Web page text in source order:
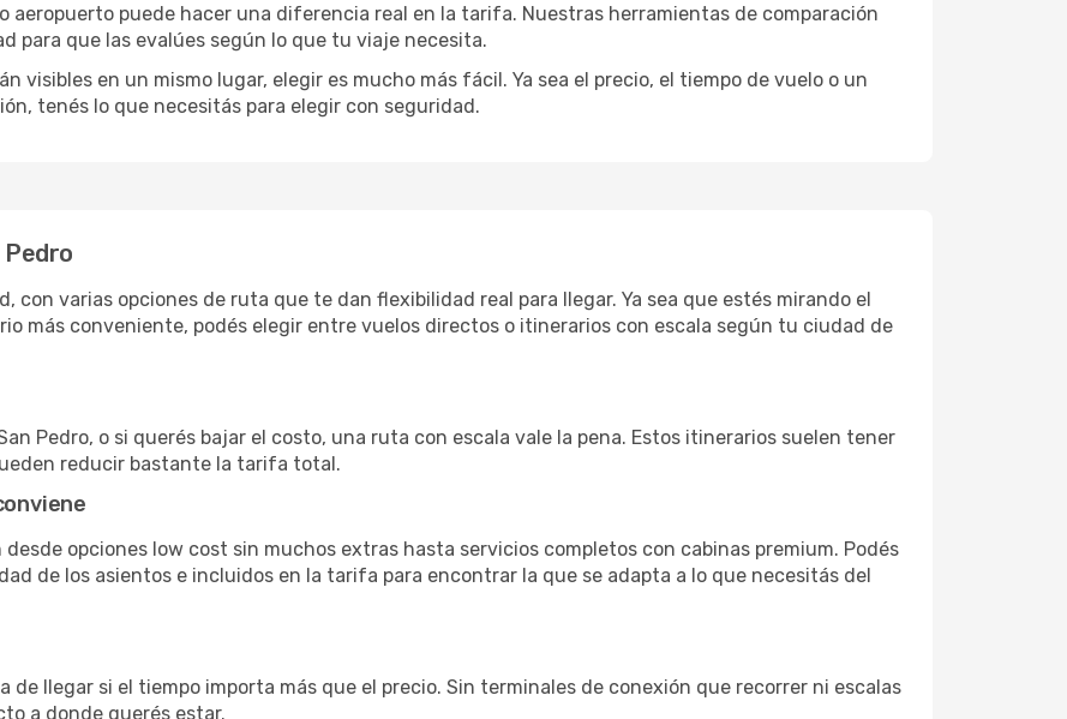
aeropuerto puede hacer una diferencia real en la tarifa. Nuestras herramientas de comparación
para que las evalúes según lo que tu viaje necesita.
visibles en un mismo lugar, elegir es mucho más fácil. Ya sea el precio, el tiempo de vuelo o un
tenés lo que necesitás para elegir con seguridad.
Pedro
con varias opciones de ruta que te dan flexibilidad real para llegar. Ya sea que estés mirando el
más conveniente, podés elegir entre vuelos directos o itinerarios con escala según tu ciudad de
Pedro, o si querés bajar el costo, una ruta con escala vale la pena. Estos itinerarios suelen tener
reducir bastante la tarifa total.
desde opciones low cost sin muchos extras hasta servicios completos con cabinas premium. Podés
de los asientos e incluidos en la tarifa para encontrar la que se adapta a lo que necesitás del
de llegar si el tiempo importa más que el precio. Sin terminales de conexión que recorrer ni escalas
a donde querés estar.